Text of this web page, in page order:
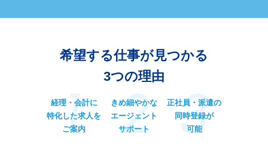
希望する仕事が見つかる
3つの理由
経理・会計に
特化した求人を
ご案内
きめ細やかな
エージェント
サポート
正社員・派遣の
同時登録が
可能